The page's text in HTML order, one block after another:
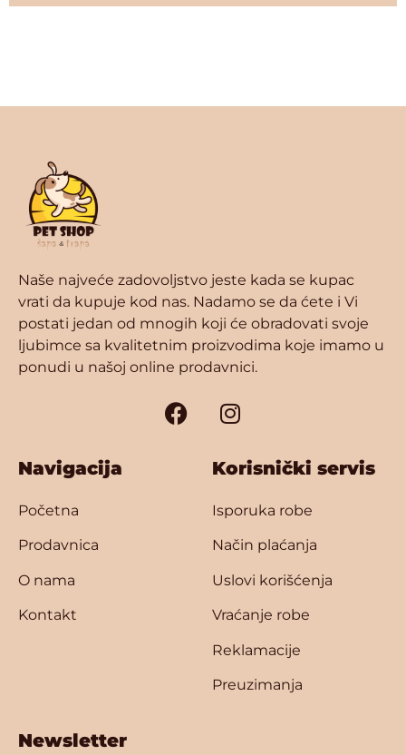
Naše najveće zadovoljstvo jeste kada se kupac
vrati da kupuje kod nas. Nadamo se da ćete i Vi
postati jedan od mnogih koji će obradovati svoje
ljubimce sa kvalitetnim proizvodima koje imamo u
ponudi u našoj online prodavnici.
Navigacija
Početna
Prodavnica
O nama
Kontakt
Korisnički servis
Isporuka robe
Način plaćanja
Uslovi korišćenja
Vraćanje robe
Reklamacije
Preuzimanja
Newsletter